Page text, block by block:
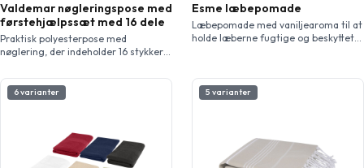
Valdemar nøgleringspose med
førstehjælpssæt med 16 dele
Praktisk polyesterpose med
nøglering, der indeholder 16 stykker
indeholder en saks (9 cm), 2
renseservietter, 1 elastisk bandage (4
meter x 6 cm), 2 vatkugler (0,5 g), 3
x 19 mm), og 2 bomuldsnåle (8 cm).
Fantastisk til rejser, festival, events
og andre udendørsaktiviteter, og har
Esme læbepomade
Læbepomade med vaniljearoma til at
holde læberne fugtige og beskyttet
enkeltpersoner og virksomheder, der
vælger en mere ansvarlig løsning.
6 varianter 5 varianter